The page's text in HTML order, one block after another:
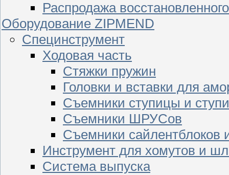
Распродажа
Оборудование ZIPMEND
Специнструмент
Ходовая часть
Стяжки пружин
Головки и вставки для
Съемники ступицы и
Съемники ШРУСов
Съемники сайлентблоков
Инструмент для хомутов и
Система выпуска